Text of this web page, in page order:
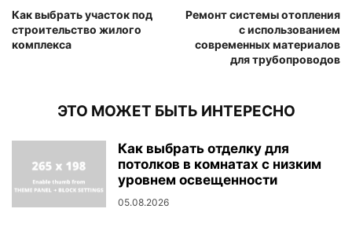
Как выбрать участок под
строительство жилого
комплекса
Ремонт системы отопления
с использованием
современных материалов
для трубопроводов
ЭТО МОЖЕТ БЫТЬ ИНТЕРЕСНО
Как выбрать отделку для
потолков в комнатах с низким
уровнем освещенности
05.08.2026